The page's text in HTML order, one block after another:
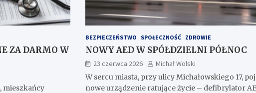
ZA DARMO W
mieszkańcy
BEZPIECZEŃSTWO SPOŁECZNOŚĆ ZDROWIE
NOWY AED W SPÓŁDZIELNI PÓŁNOC
23 czerwca 2026
Michał Wolski
W sercu miasta, przy ulicy Michałowskiego 17,
nowe urządzenie ratujące życie – defibrylator